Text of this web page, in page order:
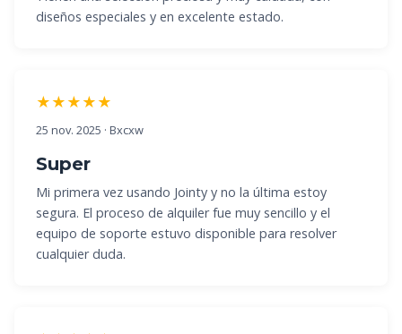
diseños especiales y en excelente estado.
★★★★★
25 nov. 2025 · Bxcxw
Super
Mi primera vez usando Jointy y no la última estoy
segura. El proceso de alquiler fue muy sencillo y el
equipo de soporte estuvo disponible para resolver
cualquier duda.